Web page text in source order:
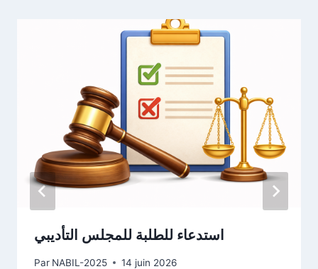
استدعاء للطلبة للمجلس التأديبي
Par NABIL-2025 14 juin 2026